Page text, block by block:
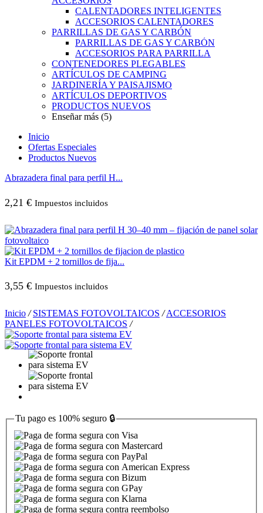
CALENTADORES INTELIGENTES
ACCESORIOS CALENTADORES
PARRILLAS DE GAS Y CARBÓN
PARRILLAS DE GAS Y CARBÓN
ACCESORIOS PARA PARRILLA
CONTENEDORES PLEGABLES
ARTÍCULOS DE CAMPING
JARDINERÍA Y PAISAJISMO
ARTÍCULOS DEPORTIVOS
PRODUCTOS NUEVOS
Enseñar más (5)
Inicio
Ofertas Especiales
Productos Nuevos
Abrazadera final para perfil H...
2,21 € Impuestos incluidos
Kit EPDM + 2 tornillos de fija...
3,55 € Impuestos incluidos
Inicio / SISTEMAS FOTOVOLTAICOS / ACCESORIOS
PANELES FOTOVOLTAICOS /
Tu pago es 100% seguro 🔒